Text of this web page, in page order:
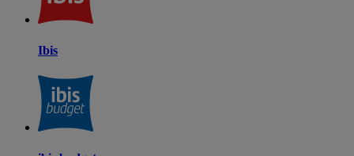
Ibis